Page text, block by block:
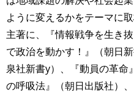
ART WORLD CULTURAL
ように変えるかをテーマに取
主著に、『情報戦争を生き
で政治を動かす！』（朝日
泉社新書y）、『動員の革命
の呼吸法』（朝日出版社）